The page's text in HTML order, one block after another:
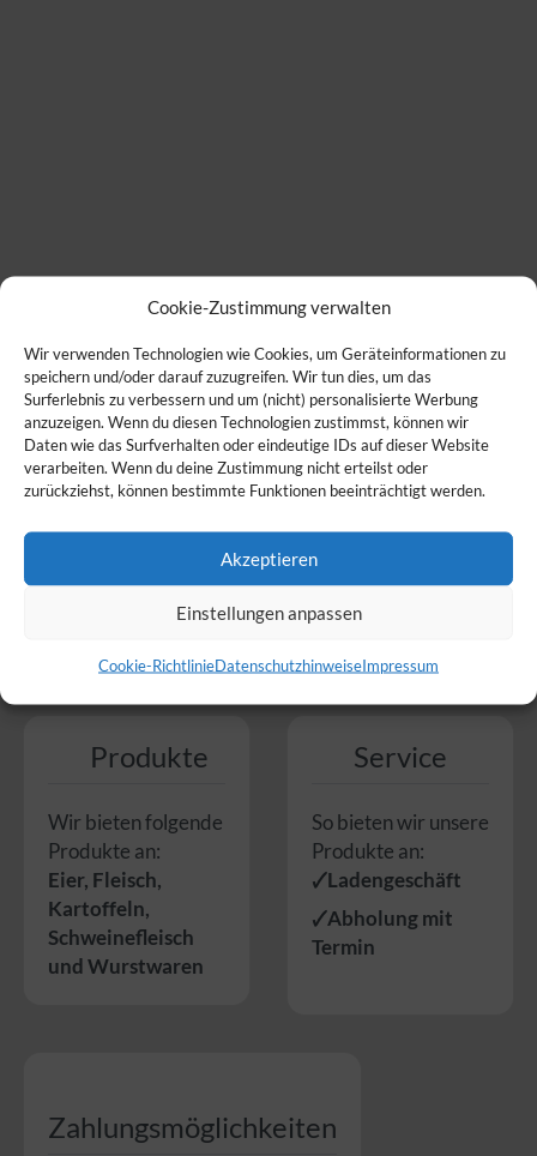
Cookie-Zustimmung verwalten
Wir verwenden Technologien wie Cookies, um Geräteinformationen zu
speichern und/oder darauf zuzugreifen. Wir tun dies, um das
Surferlebnis zu verbessern und um (nicht) personalisierte Werbung
anzuzeigen. Wenn du diesen Technologien zustimmst, können wir
Daten wie das Surfverhalten oder eindeutige IDs auf dieser Website
verarbeiten. Wenn du deine Zustimmung nicht erteilst oder
zurückziehst, können bestimmte Funktionen beeinträchtigt werden.
Akzeptieren
Einstellungen anpassen
Cookie-RichtlinieDatenschutzhinweiseImpressum
Fotos
Produkte
Wir bieten folgende
Produkte an:
Eier, Fleisch,
Kartoffeln,
Schweinefleisch
undWurstwaren
Service
So bieten wir unsere
Produkte an:
🗸Ladengeschäft
🗸Abholung mit
Termin
Zahlungsmöglichkeiten